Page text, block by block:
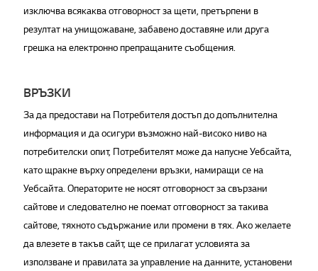
изключва всякаква отговорност за щети, претърпени в
резултат на унищожаване, забавено доставяне или друга
грешка на електронно препращаните съобщения.
ВРЪЗКИ
За да предостави на Потребителя достъп до допълнителна
информация и да осигури възможно най-високо ниво на
потребителски опит, Потребителят може да напусне Уебсайта,
като щракне върху определени връзки, намиращи се на
Уебсайта. Операторите не носят отговорност за свързани
сайтове и следователно не поемат отговорност за такива
сайтове, тяхното съдържание или промени в тях. Ако желаете
да влезете в такъв сайт, ще се прилагат условията за
използване и правилата за управление на данните, установени